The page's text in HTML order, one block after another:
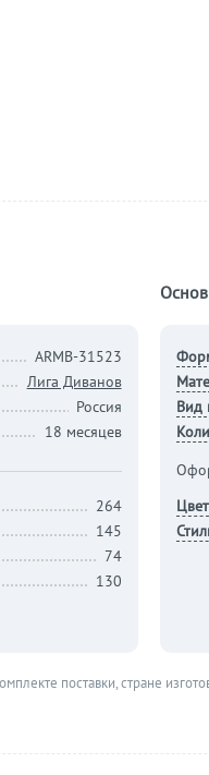
ARMB-31523
Лига Диванов
Россия
18 месяцев
264
145
74
130
Вид
Цвет
поставки, стране